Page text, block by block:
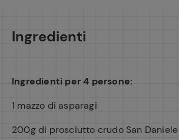
Ingredienti
Ingredienti per 4 persone:
1 mazzo di asparagi
200g di prosciutto crudo San